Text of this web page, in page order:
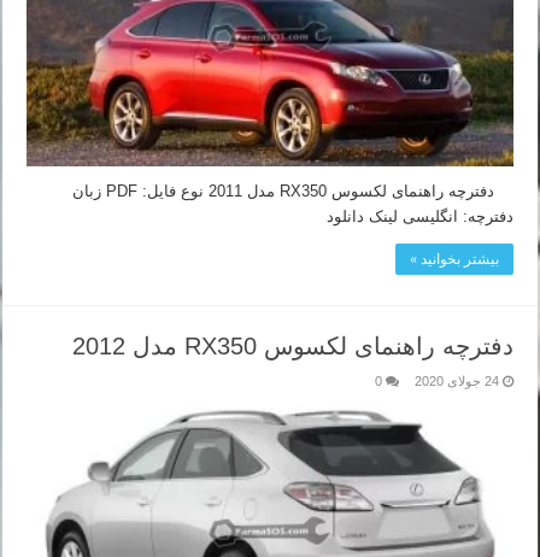
دفترچه راهنمای لکسوس RX350 مدل 2011 نوع فایل: PDF زبان
دفترچه: انگلیسی لینک دانلود
بیشتر بخوانید »
دفترچه راهنمای لکسوس RX350 مدل 2012
24 جولای 2020 0